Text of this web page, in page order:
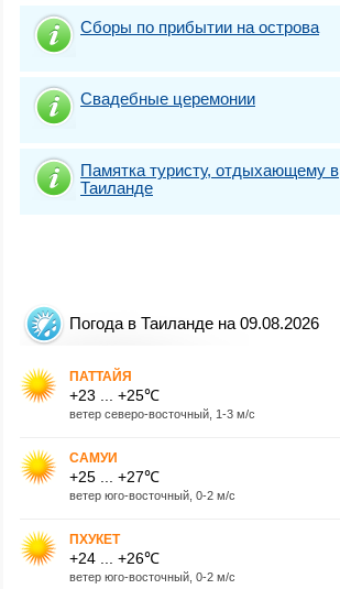
Сборы по прибытии на острова
Свадебные церемонии
Памятка туристу, отдыхающему в
Таиланде
Погода в Таиланде на 09.08.2026
ПАТТАЙЯ
+23 ... +25℃
ветер северо-восточный, 1-3 м/с
САМУИ
+25 ... +27℃
ветер юго-восточный, 0-2 м/с
ПХУКЕТ
+24 ... +26℃
ветер юго-восточный, 0-2 м/с